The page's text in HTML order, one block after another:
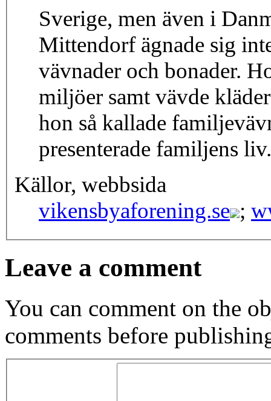
Sverige, men även i
Mittendorf ägnade sig
vävnader och bonader.
miljöer samt vävde
hon så kallade
presenterade familjens liv.
Källor, webbsida
vikensbyaforening.se ;
Leave a comment
You can comment on the
comments before